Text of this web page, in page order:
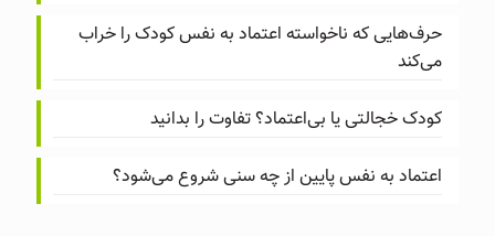
حرف‌هایی که ناخواسته اعتماد به نفس کودک را خراب
می‌کند
کودک خجالتی یا بی‌اعتماد؟ تفاوت را بدانید
اعتماد به نفس پایین از چه سنی شروع می‌شود؟